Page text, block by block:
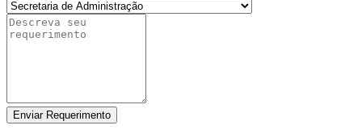
Enviar Requerimento